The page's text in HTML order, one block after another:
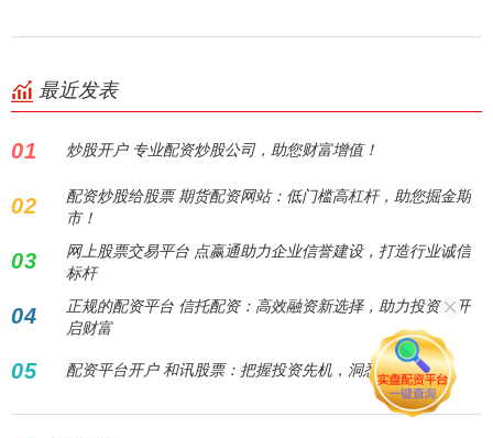
最近发表
01 炒股开户 专业配资炒股公司，助您财富增值！
02
配资炒股给股票 期货配资网站：低门槛高杠杆，助您掘金期
市！
03
网上股票交易平台 点嬴通助力企业信誉建设，打造行业诚信
标杆
04
正规的配资平台 信托配资：高效融资新选择，助力投资者开
启财富
05 配资平台开户 和讯股票：把握投资先机，洞悉市场风向！